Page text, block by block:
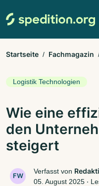
Startseite Fachmagazin
Logistik Technologien
Wie eine
den
steigert
FW
Verfasst von
05. August 2025 ‧